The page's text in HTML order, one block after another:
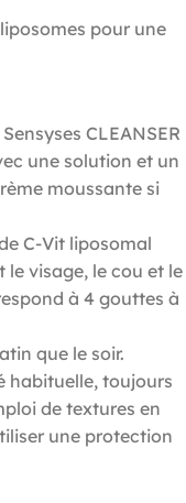
pour une
CLEANSER
une solution et un
moussante si
C-Vit liposomal
le visage, le cou et le
à 4 gouttes à
que le soir.
habituelle, toujours
de textures en
une protection